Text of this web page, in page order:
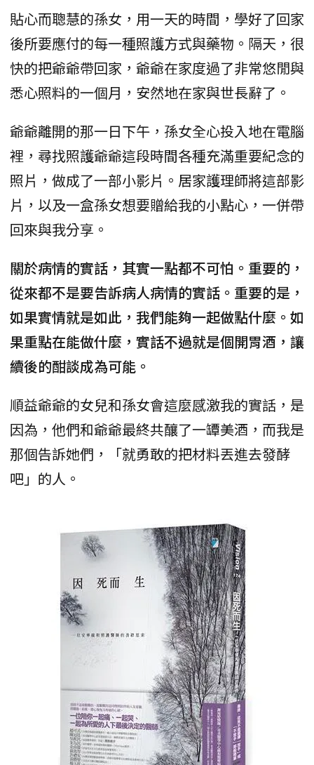
貼心而聰慧的孫女，用一天的時間，學好了回家
後所要應付的每一種照護方式與藥物。隔天，很
快的把爺爺帶回家，爺爺在家度過了非常悠閒與
悉心照料的一個月，安然地在家與世長辭了。
爺爺離開的那一日下午，孫女全心投入地在電腦
裡，尋找照護爺爺這段時間各種充滿重要紀念的
照片，做成了一部小影片。居家護理師將這部影
片，以及一盒孫女想要贈給我的小點心，一併帶
回來與我分享。
關於病情的實話，其實一點都不可怕。重要的，
從來都不是要告訴病人病情的實話。重要的是，
如果實情就是如此，我們能夠一起做點什麼。如
果重點在能做什麼，實話不過就是個開胃酒，讓
續後的酣談成為可能。
順益爺爺的女兒和孫女會這麼感激我的實話，是
因為，他們和爺爺最終共釀了一罈美酒，而我是
那個告訴她們，「就勇敢的把材料丟進去發酵
吧」的人。